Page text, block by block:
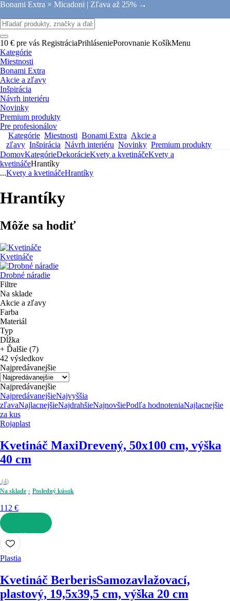
Bonami Extra × Micadoni | Zľava až 25% →
10 € pre vás RegistráciaPrihláseniePorovnanie KošíkMenu
Kategórie
Miestnosti
Bonami Extra
Akcie a zľavy
Inšpirácia
Návrh interiéru
Novinky
Premium produkty
Pre profesionálov
Kategórie Miestnosti Bonami Extra Akcie a
zľavy Inšpirácia Návrh interiéru Novinky Premium produkty
DomovKategórieDekorácieKvety a kvetináčeKvety a
kvetináčeHrantíky
...Kvety a kvetináčeHrantíky
Hrantíky
Môže sa hodiť
Kvetináče
Drobné náradie
Filtre
Na sklade
Akcie a zľavy
Farba
Materiál
Typ
Dĺžka
+ Ďalšie (7)
42 výsledkov
Najpredávanejšie
Najpredávanejšie
NajpredávanejšieNajvyššia
zľavaNajlacnejšieNajdrahšieNajnovšiePodľa hodnoteniaNajlacnejšie
za kus
Rojaplast
Kvetináč MaxiDrevený, 50x100 cm, výška
40 cm
(4)
Na sklade
Posledný kúsok
112 €
DO KOŠÍKA
Plastia
Kvetináč BerberisSamozavlažovací,
plastový, 19,5x39,5 cm, výška 20 cm